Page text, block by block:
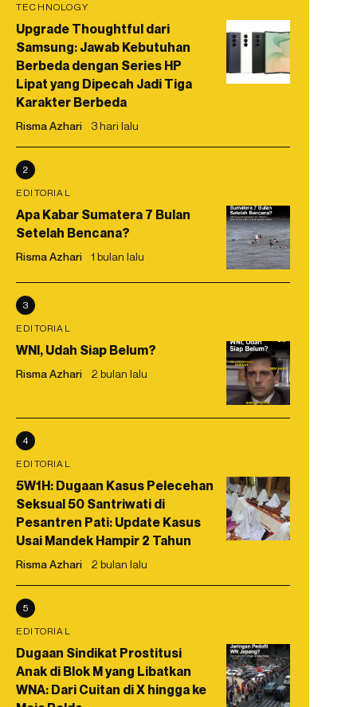
TECHNOLOGY
Upgrade Thoughtful dari
Samsung: Jawab Kebutuhan
Berbeda dengan Series HP
Lipat yang Dipecah Jadi Tiga
Karakter Berbeda
Risma Azhari 3 hari lalu
2
EDITORIAL
Apa Kabar Sumatera 7 Bulan
Setelah Bencana?
Risma Azhari 1 bulan lalu
3
EDITORIAL
WNI, Udah Siap Belum?
Risma Azhari 2 bulan lalu
4
EDITORIAL
5W1H: Dugaan Kasus Pelecehan
Seksual 50 Santriwati di
Pesantren Pati: Update Kasus
Usai Mandek Hampir 2 Tahun
Risma Azhari 2 bulan lalu
5
EDITORIAL
Dugaan Sindikat Prostitusi
Anak di Blok M yang Libatkan
WNA: Dari Cuitan di X hingga ke